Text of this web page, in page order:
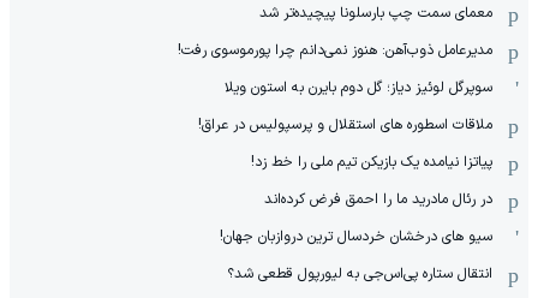
معمای سمت چپ بارسلونا پیچیده‌تر شد
مدیرعامل ذوب‌آهن: هنوز نمی‌دانم چرا پورموسوی رفت!
سوپرگل لوئیز دیاز؛ گل دوم بایرن به استون ویلا
ملاقات اسطوره های استقلال و پرسپولیس در عراق!
پیاتزا نیامده یک بازیکن تیم ملی را خط زد!
در رئال مادرید ما را احمق فرض کرده‌اند
سیو های درخشان خردسال ترین دروازبان جهان!
انتقال ستاره پی‌اس‌جی به لیورپول قطعی شد؟